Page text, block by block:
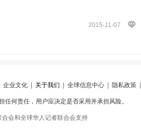
2015-11-07
企业文化| 关于我们 全球信息中心| 隐私政策|
心|违规举报
任何责任，用户应决定是否采用并承担风险。
合会和全球华人记者联合会支持